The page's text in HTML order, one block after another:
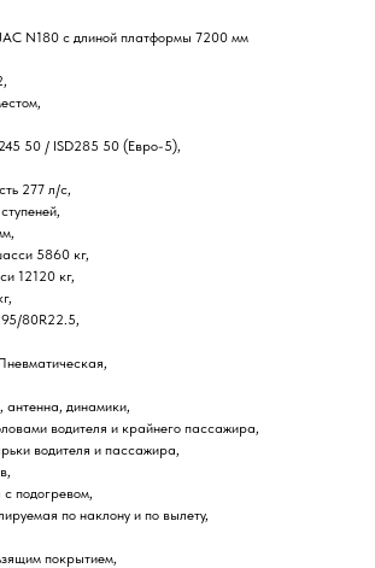
N180 с длиной платформы 7200 мм
50 / ISD285 50 (Евро-5),
277 л/с,
5860 кг,
12120 кг,
80R22.5,
антенна, динамики,
водителя и крайнего пассажира,
водителя и пассажира,
подогревом,
по наклону и по вылету,
покрытием,